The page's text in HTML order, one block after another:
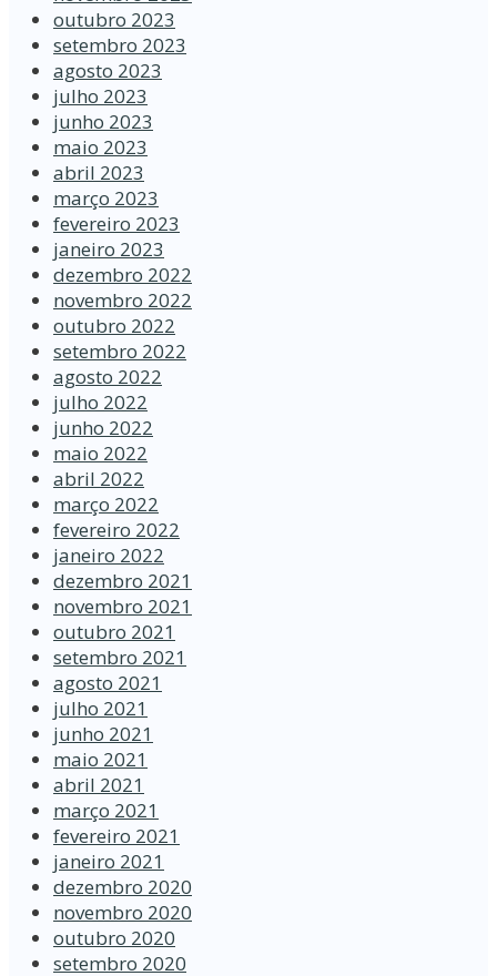
outubro 2023
setembro 2023
agosto 2023
julho 2023
junho 2023
maio 2023
abril 2023
março 2023
fevereiro 2023
janeiro 2023
dezembro 2022
novembro 2022
outubro 2022
setembro 2022
agosto 2022
julho 2022
junho 2022
maio 2022
abril 2022
março 2022
fevereiro 2022
janeiro 2022
dezembro 2021
novembro 2021
outubro 2021
setembro 2021
agosto 2021
julho 2021
junho 2021
maio 2021
abril 2021
março 2021
fevereiro 2021
janeiro 2021
dezembro 2020
novembro 2020
outubro 2020
setembro 2020